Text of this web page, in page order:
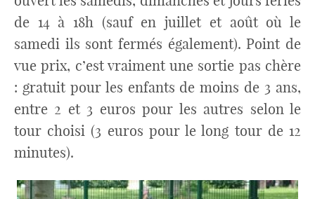
de 14 à 18h (sauf en juillet et août où le
samedi ils sont fermés également). Point de
vue prix, c’est vraiment une sortie pas chère
: gratuit pour les enfants de moins de 3 ans,
entre 2 et 3 euros pour les autres selon le
tour choisi (3 euros pour le long tour de 12
minutes).